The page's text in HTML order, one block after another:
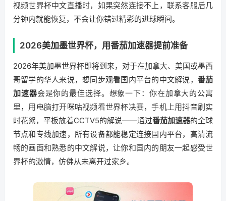
视频世界杯中文直播时，如果突然连接不上，联系客服后几
分钟内就能恢复，不会让你错过精彩的进球瞬间。
2026美加墨世界杯，用番茄加速器提前准备
2026年美加墨世界杯即将到来，对于在加拿大、美国或墨西
哥留学的华人来说，想同步观看国内平台的中文解说， 番茄
加速器会是你的最佳选择。想象一下：你在加拿大的公寓
里，用电脑打开咪咕视频看世界杯决赛，手机上用抖音刷实
时花絮，平板放着CCTV5的解说——通过番茄加速器的全球
节点和专线加速，所有设备都能稳定连接国内平台，高清流
畅的画面和熟悉的中文解说，让你和国内的朋友一起感受世
界杯的激情，仿佛从未离开过家乡。